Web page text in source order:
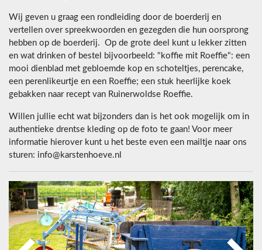
Wij geven u graag een rondleiding door de boerderij en
vertellen over spreekwoorden en gezegden die hun oorsprong
hebben op de boerderij. Op de grote deel kunt u lekker zitten
en wat drinken of bestel bijvoorbeeld: "koffie mit Roeffie": een
mooi dienblad met gebloemde kop en schoteltjes, perencake,
een perenlikeurtje en een Roeffie; een stuk heerlijke koek
gebakken naar recept van Ruinerwoldse Roeffie.
Willen jullie echt wat bijzonders dan is het ook mogelijk om in
authentieke drentse kleding op de foto te gaan! Voor meer
informatie hierover kunt u het beste even een mailtje naar ons
sturen: info@karstenhoeve.nl